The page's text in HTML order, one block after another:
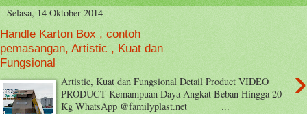
Selasa, 14 Oktober 2014
Handle Karton Box , contoh
pemasangan, Artistic , Kuat dan
Fungsional
›
Artistic, Kuat dan Fungsional Detail Product VIDEO
PRODUCT Kemampuan Daya Angkat Beban Hingga 20
Kg WhatsApp @familyplast.net ...